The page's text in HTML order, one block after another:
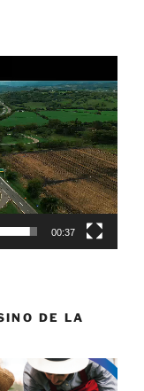
00:37
DE LA